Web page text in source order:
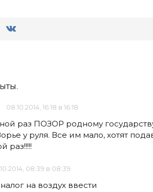
08.10.2014, 16:18 в 16:18
раз ПОЗОР родному
у руля. Все им мало, хотят
раз!!!!!
08:39 в 08:39
на воздух ввести